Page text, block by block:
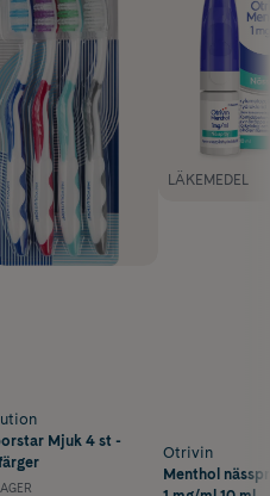
Mjuk 4 st -
LÄKEMEDEL
Otrivin
Menthol